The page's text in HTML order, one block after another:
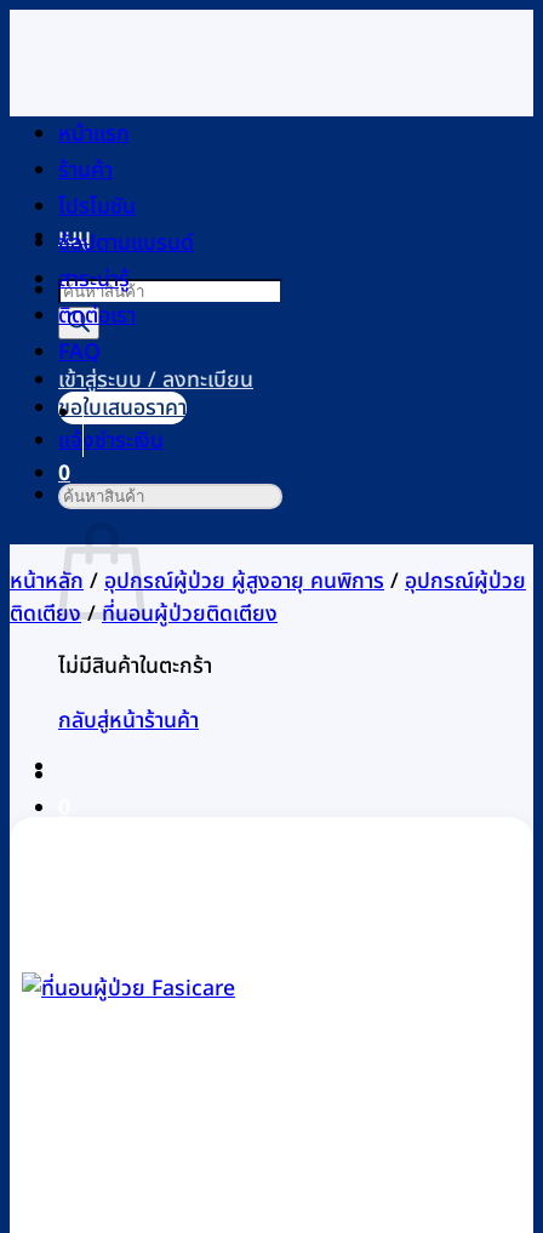
เนื้อหา
เมนู
Products
search
เข้าสู่ระบบ / ลงทะเบียน
0
ตะกร้าสินค้า
ไม่มีสินค้าในตะกร้า
กลับสู่หน้าร้านค้า
หน้าแรก
ร้านค้า
โปรโมชัน
ช้อปตามแบรนด์
สาระน่ารู้
ติดต่อเรา
FAQ
ขอใบเสนอราคา
แจ้งชำระเงิน
ค้นหา:
หน้าหลัก/อุปกรณ์ผู้ป่วย ผู้สูงอายุ คนพิการ/อุปกรณ์ผู้ป่วย
ติดเตียง/ที่นอนผู้ป่วยติดเตียง